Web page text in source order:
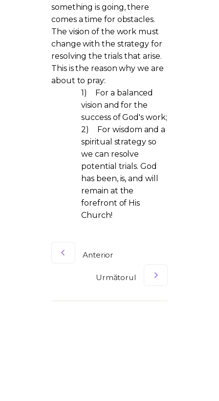
something is going, there
comes a time for obstacles.
The vision of the work must
change with the strategy for
resolving the trials that arise.
This is the reason why we are
about to pray:
1)
For a balanced
vision and for the
success of God's work;
2)
For wisdom and a
spiritual strategy so
we can resolve
potential trials. God
has been, is, and will
remain at the
forefront of His
Church!
Anterior
Următorul